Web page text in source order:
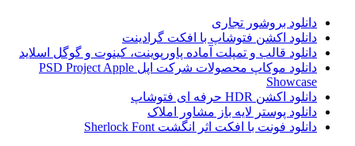
دانلود بروشور تجاری
دانلود اکشن فتوشاپ با افکت گرادینت
دانلود قالب و تمپلت آماده پاورپوینت، کینوت و گوگل اسلاید
دانلود موکاپ محصولات شرکت اپل PSD Project Apple
Showcase
دانلود اکشن HDR حرفه ای فتوشاپ
دانلود پوستر لایه باز مشاور املاک
دانلود فونت با افکت اثر انگشت Sherlock Font